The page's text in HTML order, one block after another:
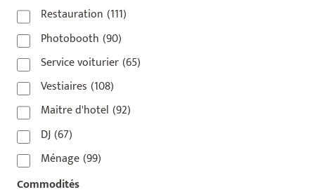
75015 (3)
75016(14)
75017(2)
75018(7)
75019(4)
75020
92110(1)
92800(1)
Restauration (111)
Photobooth (90)
Service voiturier(65)
Vestiaires (108)
Maitre d'hotel (92)
DJ(67)
Ménage(99)
Commodités